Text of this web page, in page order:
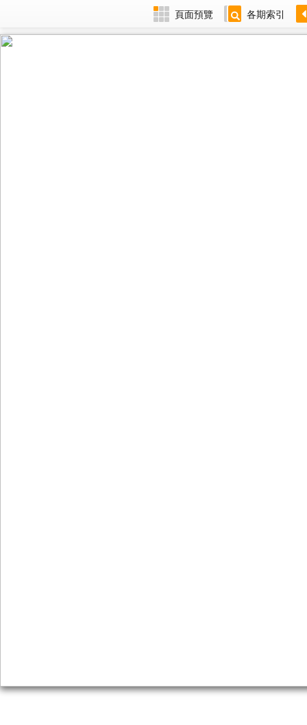
頁面預覽 各期索引